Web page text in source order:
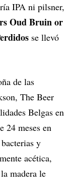
IPA ni pilsner,
Oud Bruin or
se llevó
de las
The Beer
Belgas en
24 meses en
y
acética,
madera le